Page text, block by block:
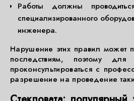
Работы должны
специализированного
инженера.
Нарушение этих правил может
последствиям, поэтому для
проконсультироваться с
разрешение на проведение